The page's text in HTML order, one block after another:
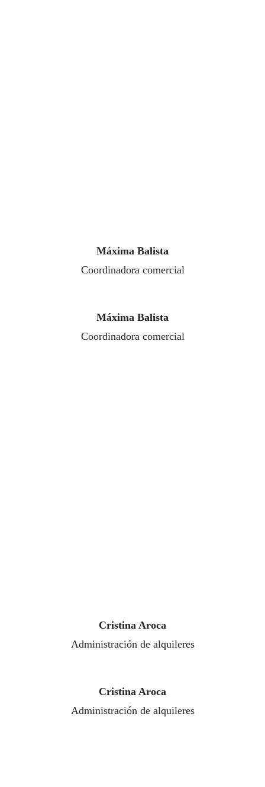
Máxima Balista
Coordinadora comercial
Máxima Balista
Coordinadora comercial
Cristina Aroca
Administración de alquileres
Cristina Aroca
Administración de alquileres